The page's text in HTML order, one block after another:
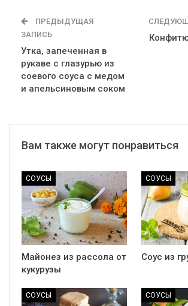
ПРЕДЫДУЩАЯ
ЗАПИСЬ
Утка, запеченная в
рукаве с глазурью из
соевого соуса с медом
и апельсиновым соком
Вам также могут понравиться
СОУСЫ
Майонез из рассола от
кукурузы
СОУСЫ
Соус из
СОУСЫ СОУСЫ